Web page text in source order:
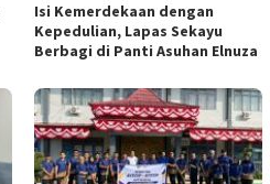
Isi Kemerdekaan dengan
Kepedulian, Lapas Sekayu
Berbagi di Panti Asuhan Elnuza